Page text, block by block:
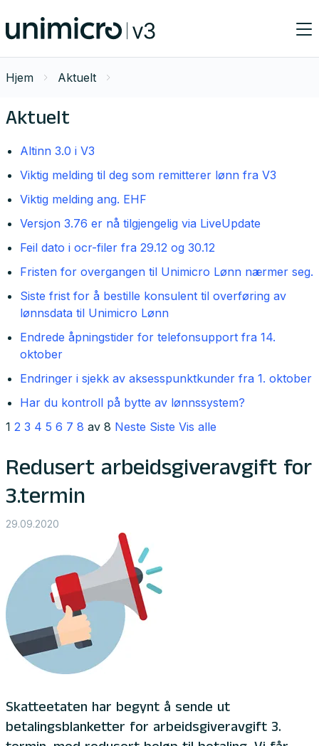
Hjem Aktuelt
Aktuelt
Altinn 3.0 i V3
Viktig melding til deg som remitterer lønn fra V3
Viktig melding ang. EHF
Versjon 3.76 er nå tilgjengelig via LiveUpdate
Feil dato i ocr-filer fra 29.12 og 30.12
Fristen for overgangen til Unimicro Lønn nærmer seg.
Siste frist for å bestille konsulent til overføring av
lønnsdata til Unimicro Lønn
Endrede åpningstider for telefonsupport fra 14.
oktober
Endringer i sjekk av aksesspunktkunder fra 1. oktober
Har du kontroll på bytte av lønnssystem?
1 2 3 4 5 6 7 8 av 8 Neste Siste Vis alle
Redusert arbeidsgiveravgift for
3.termin
29.09.2020
Skatteetaten har begynt å sende ut
betalingsblanketter for arbeidsgiveravgift 3.